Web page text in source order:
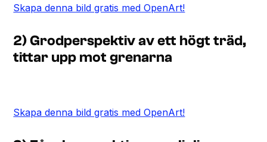
Skapa denna bild gratis med OpenArt!
2) Grodperspektiv av ett högt träd,
tittar upp mot grenarna
Skapa denna bild gratis med OpenArt!